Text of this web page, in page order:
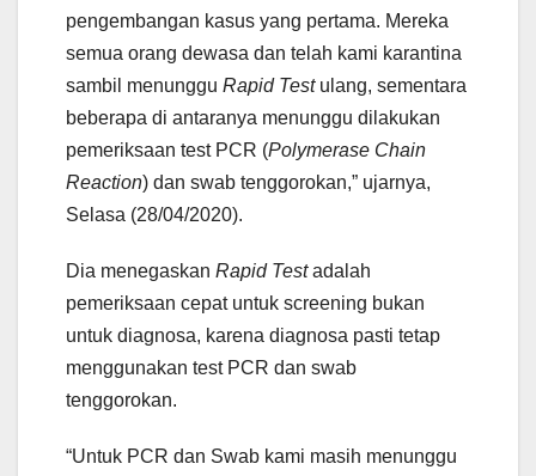
pengembangan kasus yang pertama. Mereka
semua orang dewasa dan telah kami karantina
sambil menunggu Rapid Testulang, sementara
beberapa di antaranya menunggu dilakukan
pemeriksaan test PCR (Polymerase Chain
Reaction) dan swab tenggorokan,” ujarnya,
Selasa (28/04/2020).
Dia menegaskan Rapid Testadalah
pemeriksaan cepat untuk screening bukan
untuk diagnosa, karena diagnosa pasti tetap
menggunakan test PCR dan swab
tenggorokan.
“Untuk PCR dan Swab kami masih menunggu